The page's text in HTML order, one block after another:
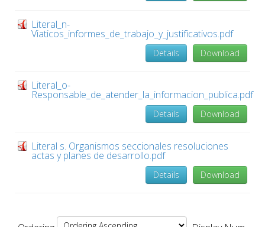
Literal_n-
Viaticos_informes_de_trabajo_y_justificativos.pdf
Download
Details
Literal_o-
Responsable_de_atender_la_informacion_publica.pdf
Download
Details
Literal s. Organismos seccionales resoluciones
actas y planes de desarrollo.pdf
Download
Details